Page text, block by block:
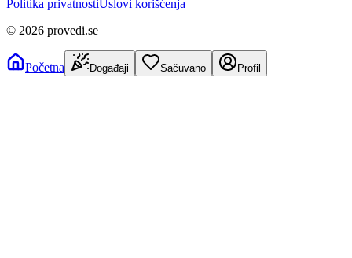
Politika privatnostiUslovi korišćenja
© 2026 provedi.se
Početna Događaji Sačuvano Profil